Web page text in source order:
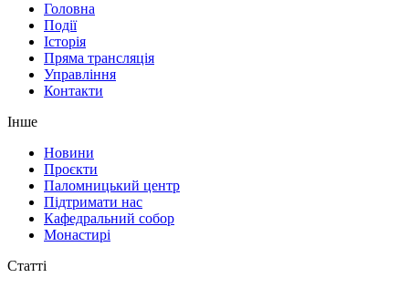
Головна
Події
Історія
Пряма трансляція
Управління
Контакти
Інше
Новини
Проєкти
Паломницький центр
Підтримати нас
Кафедральний собор
Монастирі
Статті